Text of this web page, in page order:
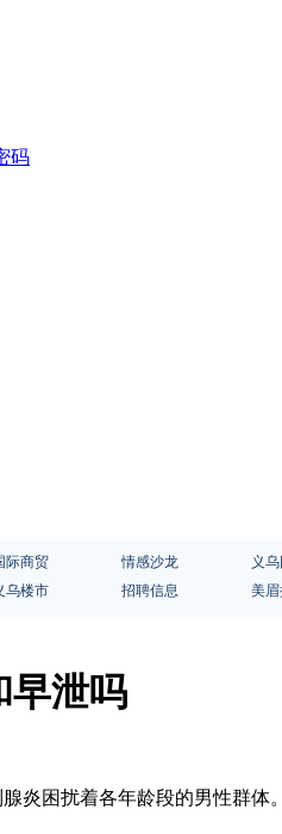
码
际商贸 情感沙龙 义
乌楼市 招聘信息 美
早泄吗
炎困扰着各年龄段的男性群